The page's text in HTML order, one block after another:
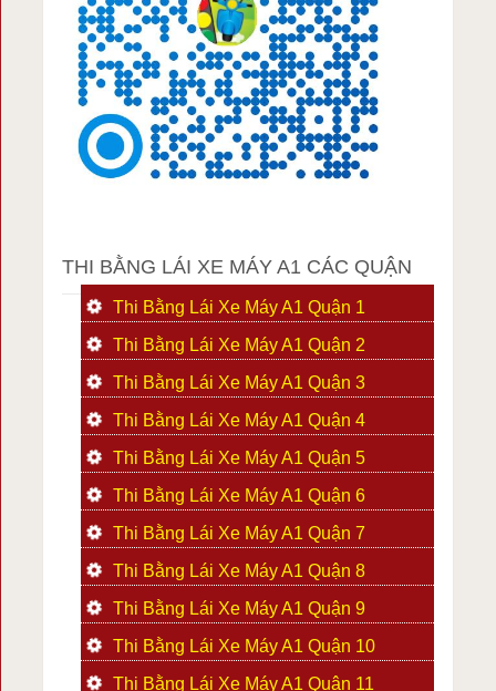
THI BẰNG LÁI XE MÁY A1 CÁC QUẬN
Thi Bằng Lái Xe Máy A1 Quận 1
Thi Bằng Lái Xe Máy A1 Quận 2
Thi Bằng Lái Xe Máy A1 Quận 3
Thi Bằng Lái Xe Máy A1 Quận 4
Thi Bằng Lái Xe Máy A1 Quận 5
Thi Bằng Lái Xe Máy A1 Quận 6
Thi Bằng Lái Xe Máy A1 Quận 7
Thi Bằng Lái Xe Máy A1 Quận 8
Thi Bằng Lái Xe Máy A1 Quận 9
Thi Bằng Lái Xe Máy A1 Quận 10
Thi Bằng Lái Xe Máy A1 Quận 11